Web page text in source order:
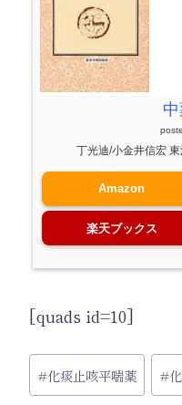
丁光迪/小金井信宏
Amazon
楽天ブックス
[quads id=10]
投
稿
#化痰止咳平喘薬 #